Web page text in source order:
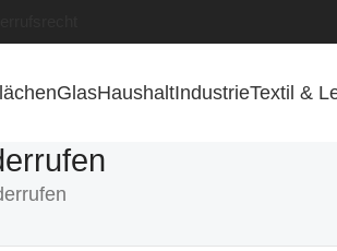
GlasHaushaltIndustrieTextil &